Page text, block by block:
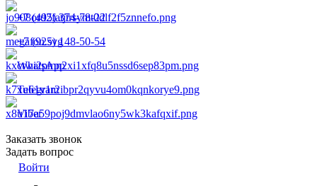
+7 (495) 374-78-22
+7 (925) 148-50-54
WhatsApp
Telegram
Viber
Заказать звонок
Задать вопрос
Войти